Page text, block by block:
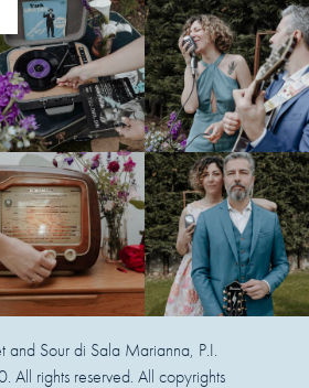
Sour di Sala Marianna, P.I.
rights reserved. All copyrights